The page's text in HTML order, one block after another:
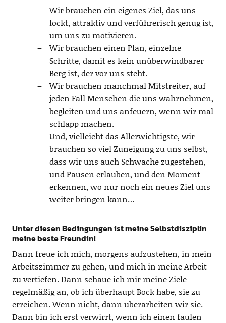
Wir brauchen ein eigenes Ziel, das uns
lockt, attraktiv und verführerisch genug ist,
um uns zu motivieren.
Wir brauchen einen Plan, einzelne
Schritte, damit es kein unüberwindbarer
Berg ist, der vor uns steht.
Wir brauchen manchmal Mitstreiter, auf
jeden Fall Menschen die uns wahrnehmen,
begleiten und uns anfeuern, wenn wir mal
schlapp machen.
Und, vielleicht das Allerwichtigste, wir
brauchen so viel Zuneigung zu uns selbst,
dass wir uns auch Schwäche zugestehen,
und Pausen erlauben, und den Moment
erkennen, wo nur noch ein neues Ziel uns
weiter bringen kann…
Unter diesen Bedingungen ist meine Selbstdisziplin
meine beste Freundin!
Dann freue ich mich, morgens aufzustehen, in mein
Arbeitszimmer zu gehen, und mich in meine Arbeit
zu vertiefen. Dann schaue ich mir meine Ziele
regelmäßig an, ob ich überhaupt Bock habe, sie zu
erreichen. Wenn nicht, dann überarbeiten wir sie.
Dann bin ich erst verwirrt, wenn ich einen faulen